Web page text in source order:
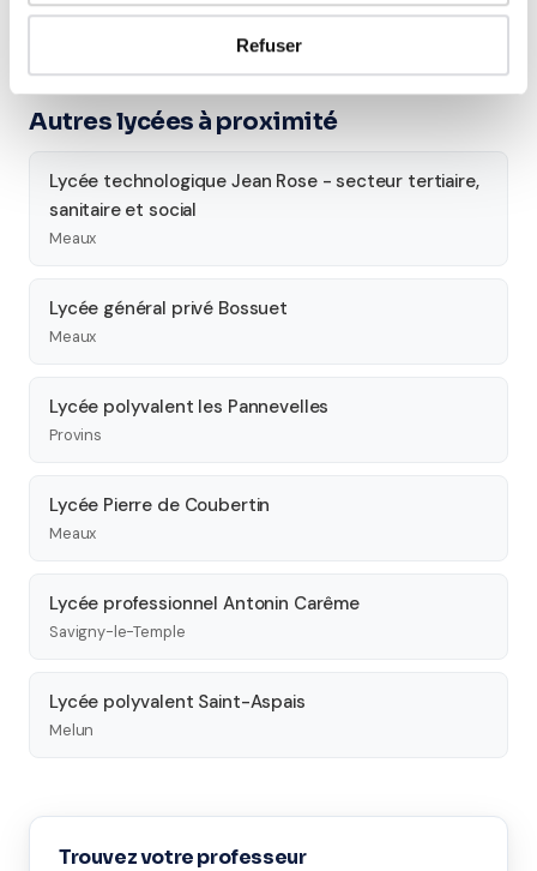
Refuser
Autres lycées à proximité
Lycée technologique Jean Rose - secteur tertiaire,
sanitaire et social
Meaux
Lycée général privé Bossuet
Meaux
Lycée polyvalent les Pannevelles
Provins
Lycée Pierre de Coubertin
Meaux
Lycée professionnel Antonin Carême
Savigny-le-Temple
Lycée polyvalent Saint-Aspais
Melun
Trouvez votre professeur